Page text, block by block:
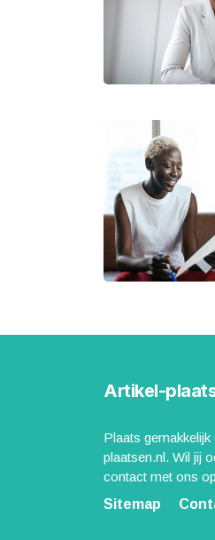
Artikel-
Plaats
plaatsen.nl. Wil jij
contact met ons
Sitemap